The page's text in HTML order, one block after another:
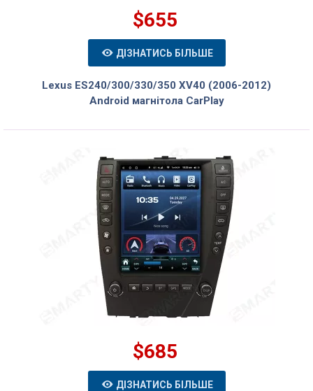
$655
ДІЗНАТИСЬ БІЛЬШЕ
Lexus ES240/300/330/350 XV40 (2006-2012)
Android магнітола CarPlay
$685
ДІЗНАТИСЬ БІЛЬШЕ